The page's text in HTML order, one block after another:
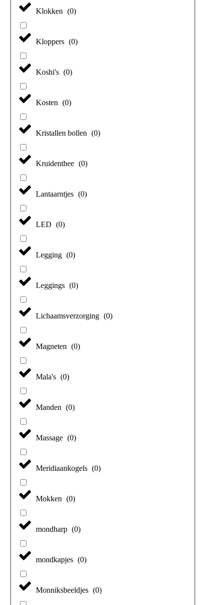
Klokken (0)
Kloppers (0)
Koshi's (0)
Kosten (0)
Kristallen bollen (0)
Kruidenthee (0)
Lantaarntjes (0)
LED (0)
Legging (0)
Leggings (0)
Lichaamsverzorging (0)
Magneten (0)
Mala's (0)
Manden (0)
Massage (0)
Meridiaankogels (0)
Mokken (0)
mondharp (0)
mondkapjes (0)
Monniksbeeldjes (0)